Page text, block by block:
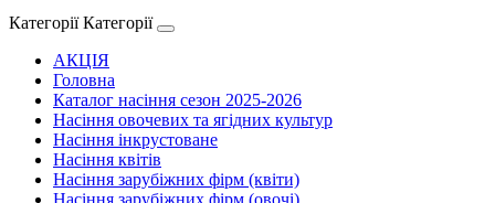
Категорії Категорії
АКЦІЯ
Головна
Каталог насіння сезон 2025-2026
Насіння овочевих та ягідних культур
Насіння інкрустоване
Насіння квітів
Насіння зарубіжних фірм (квіти)
Насіння зарубіжних фірм (овочі)